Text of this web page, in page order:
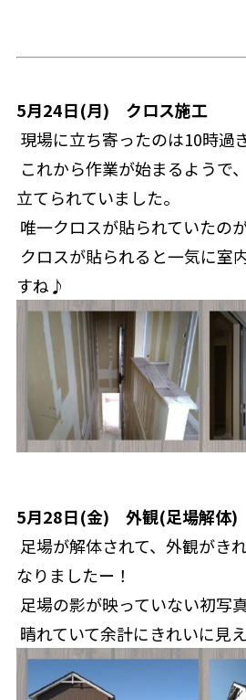
5月24日(月)　クロス施工
現場に立ち寄ったのは10時過ぎ
これから作業が始まるようで
立てられていました。
唯一クロスが貼られていたの
クロスが貼られると一気に室
すね♪
5月28日(金)　外観(足場解体)
足場が解体されて、外観がき
なりましたー！
足場の影が映っていない初写
晴れていて余計にきれいに見